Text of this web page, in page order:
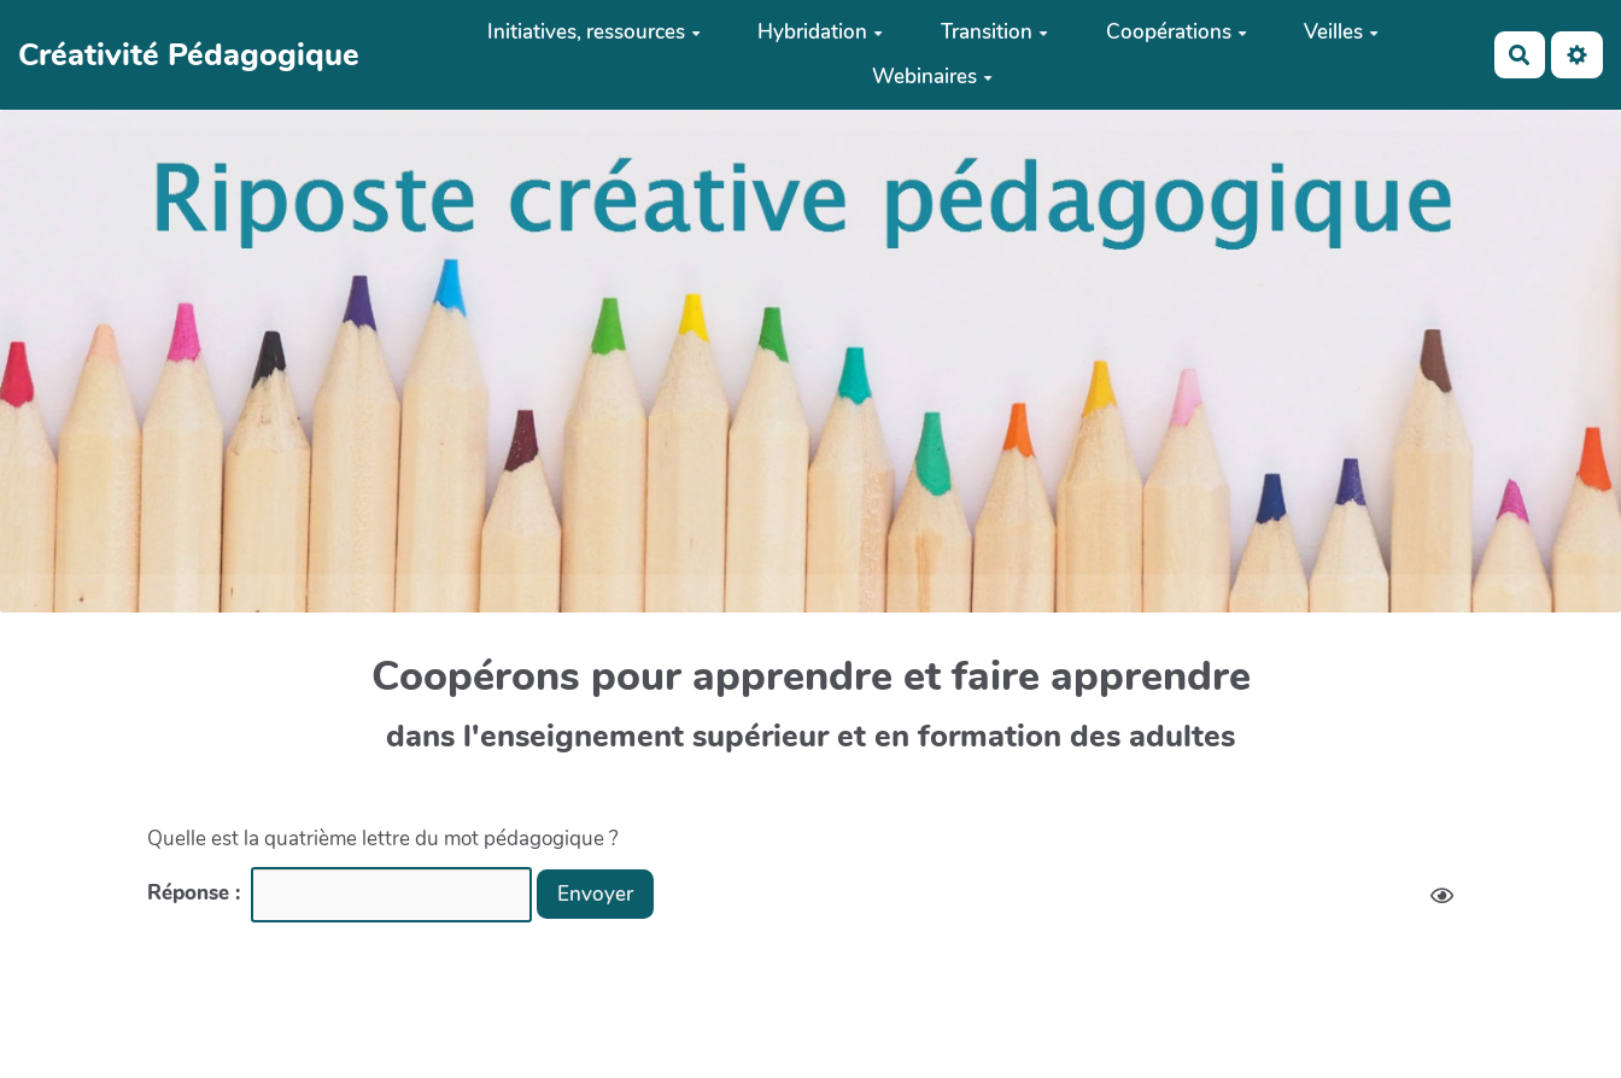
Créativité Pédagogique
Initiatives, ressources Hybridation Transition Coopérations
Veilles
Webinaires
Coopérons pour apprendre et faire apprendre
dans l'enseignement supérieur et en formation des adultes
Quelle est la quatrième lettre du mot pédagogique ?
Réponse :
Envoyer